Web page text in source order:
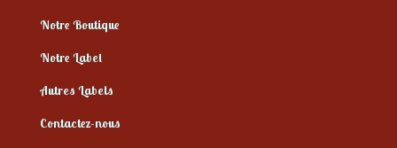
Notre Boutique
Notre Label
Autres Labels
Contactez-nous